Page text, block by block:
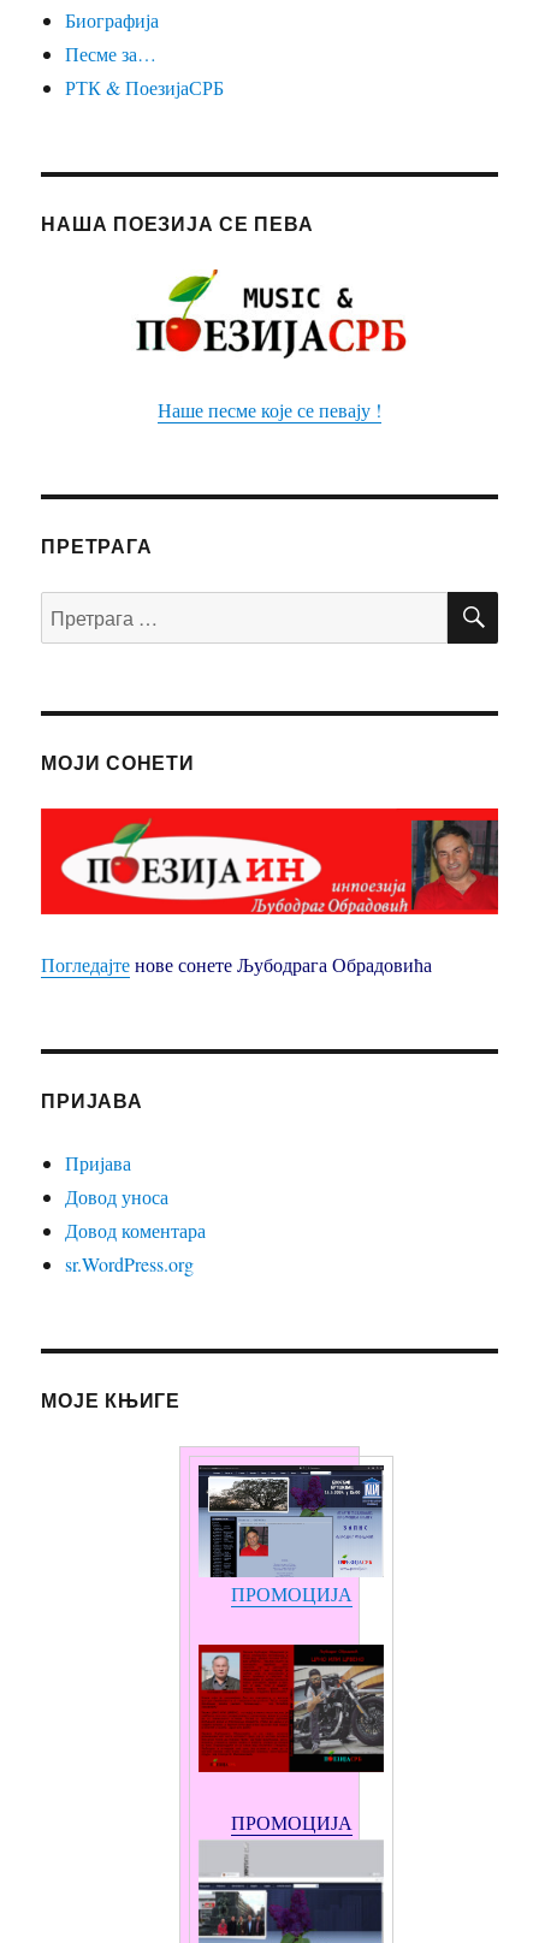
Биографија
Песме за…
РТК & ПоезијаСРБ
НАША ПОЕЗИЈА СЕ ПЕВА
Наше песме које се певају !
ПРЕТРАГА
Претрага
за:
МОЈИ СОНЕТИ
Погледајте нове сонете Љубодрага Обрадовића
ПРИЈАВА
Пријава
Довод уноса
Довод коментара
sr.WordPress.org
МОЈЕ КЊИГЕ
ПРОМОЦИЈА
ПРОМОЦИЈА